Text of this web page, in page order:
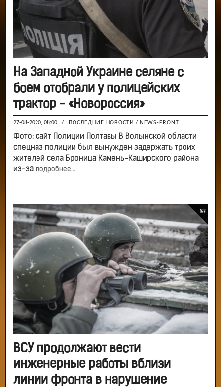
На Западной Украине селяне с
боем отобрали у полицейских
трактор - «Новороссия»
27-08-2020, 08:00 / ПОСЛЕДНИЕ НОВОСТИ / NEWS-FRONT
Фото: сайт Полиции Полтавы В Волынской области
спецназ полиции был вынужден задержать троих
жителей села Броница Камень-Каширского района
из-за подробнее...
ВСУ продолжают вести
инженерные работы вблизи
линии фронта в нарушение